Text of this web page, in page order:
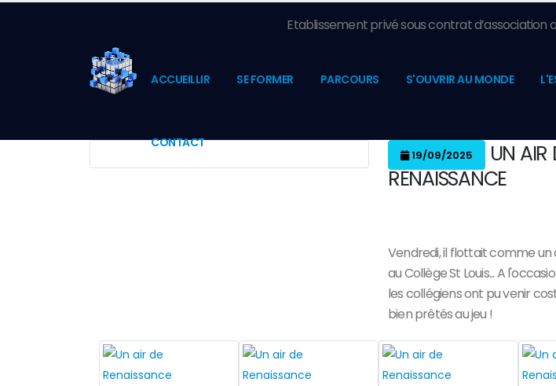
Etablissement privé sous contrat d’association
ACCUEILLIR SE FORMER PARCOURS S'OUVRIR AU MONDE
CONTACT
19/09/2025
UN AIR
RENAISSANCE
Vendredi, il flottait comme un
au Collège St Louis... A
les collégiens ont pu venir
bien prêtés au jeu !